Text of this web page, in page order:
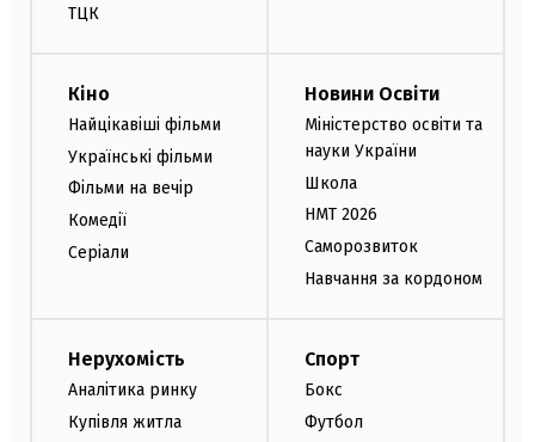
ТЦК
Кіно
Найцікавіші фільми
Українські фільми
Фільми на вечір
Комедії
Серіали
Новини Освіти
Міністерство освіти та
науки України
Школа
НМТ 2026
Саморозвиток
Навчання за кордоном
Нерухомість
Аналітика ринку
Купівля житла
Спорт
Бокс
Футбол